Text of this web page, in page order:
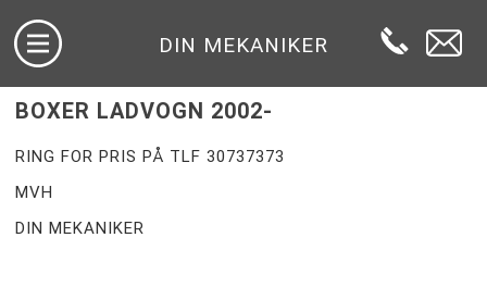
DIN MEKANIKER
BOXER LADVOGN 2002-
RING FOR PRIS PÅ TLF 30737373
MVH
DIN MEKANIKER